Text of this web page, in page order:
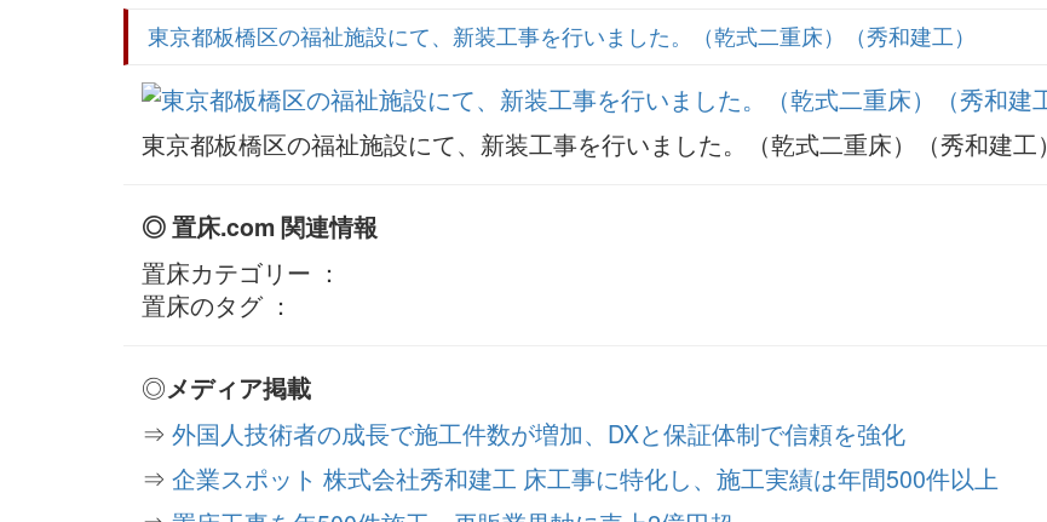
東京都板橋区の福祉施設にて、新装工事を行いました。（乾式二重床）（秀和建工）
東京都板橋区の福祉施設にて、新装工事を行いました。（乾式二重床）（秀和建工）
◎ 置床.com 関連情報
置床カテゴリー ：
置床のタグ ：
◎メディア掲載
⇒ 外国人技術者の成長で施工件数が増加、DXと保証体制で信頼を強化
⇒ 企業スポット 株式会社秀和建工 床工事に特化し、施工実績は年間500件以上